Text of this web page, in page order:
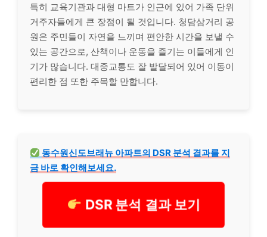
특히 교육기관과 대형 마트가 인근에 있어 가족 단위
거주자들에게 큰 장점이 될 것입니다. 청담삼거리 공
원은 주민들이 자연을 느끼며 편안한 시간을 보낼 수
있는 공간으로, 산책이나 운동을 즐기는 이들에게 인
기가 많습니다. 대중교통도 잘 발달되어 있어 이동이
편리한 점 또한 주목할 만합니다.
동수원신도브래뉴 아파트의 DSR 분석 결과를 지
금 바로 확인해보세요.
DSR 분석 결과 보기